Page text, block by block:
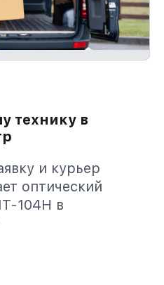
технику в
и курьер
оптический
104H в